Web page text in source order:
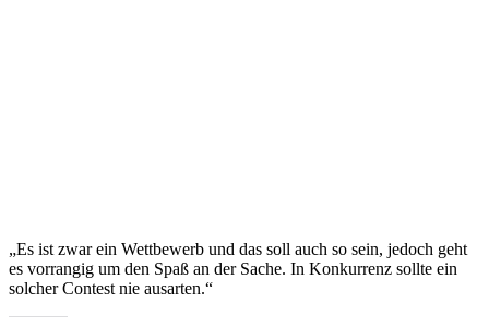
„Es ist zwar ein Wettbewerb und das soll auch so sein, jedoch geht
es vorrangig um den Spaß an der Sache. In Konkurrenz sollte ein
solcher Contest nie ausarten.“